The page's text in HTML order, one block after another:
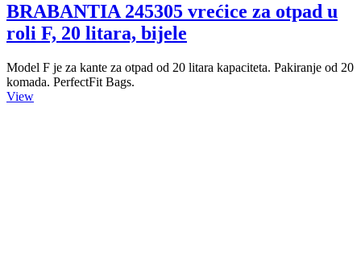
BRABANTIA 245305 vrećice za otpad u
roli F, 20 litara, bijele
Model F je za kante za otpad od 20 litara kapaciteta. Pakiranje od 20
komada. PerfectFit Bags.
View